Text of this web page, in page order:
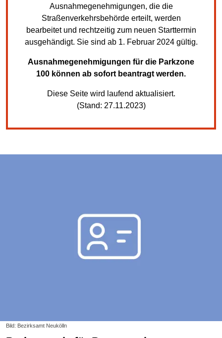
Ausnahmegenehmigungen, die die
Straßenverkehrsbehörde erteilt, werden
bearbeitet und rechtzeitig zum neuen Starttermin
ausgehändigt. Sie sind ab 1. Februar 2024 gültig.
Ausnahmegenehmigungen für die Parkzone
100 können ab sofort beantragt werden.
Diese Seite wird laufend aktualisiert.
(Stand: 27.11.2023)
Bild: Bezirksamt Neukölln